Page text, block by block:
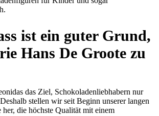
ist ein guter Grund,
Hans De Groote zu
das Ziel, Schokoladenliebhabern nur
stellen wir seit Beginn unserer langen
her, die höchste Qualität mit einem